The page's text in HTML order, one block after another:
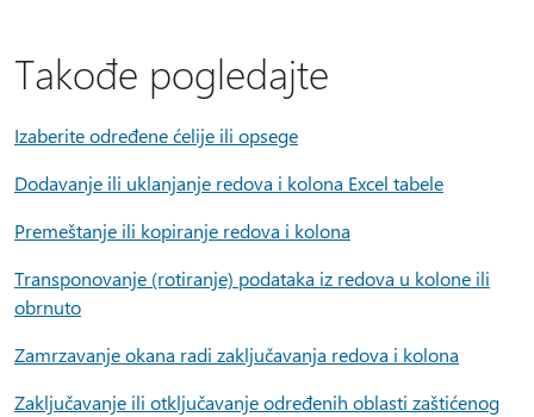
Takođe pogledajte
Izaberite određene ćelije ili opsege
Dodavanje ili uklanjanje redova i kolona Excel tabele
Premeštanje ili kopiranje redova i kolona
Transponovanje (rotiranje) podataka iz redova u kolone ili
obrnuto
Zamrzavanje okana radi zaključavanja redova i kolona
Zaključavanje ili otključavanje određenih oblasti zaštićenog